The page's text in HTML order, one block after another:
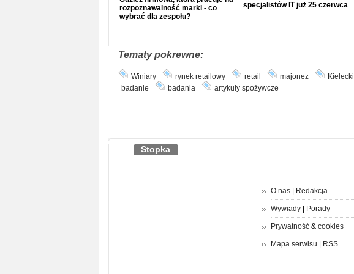
rozpoznawalność marki - co
wybrać dla zespołu?
specjalistów IT już 25 czerwca
Tematy pokrewne:
Winiary rynek retailowy retail majonez Kielecki
badanie
badania artykuły spożywcze
Stopka
O nas| Redakcja
Wywiady| Porady
Prywatność& cookies
Mapa serwisu | RSS